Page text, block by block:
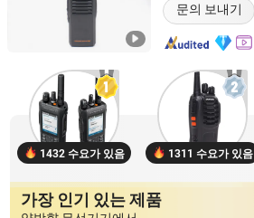
문의 보내기
1432 수요가 있음 1311 수요가 있음
가장 인기 있는 제품